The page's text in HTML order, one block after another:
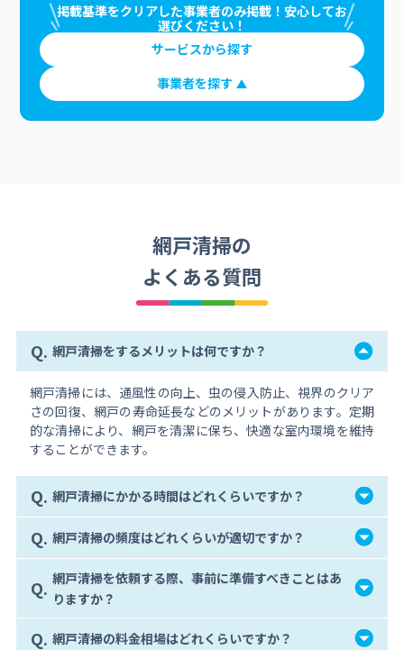
掲載基準をクリアした事業者のみ掲載！安心してお
選びください！
サービスから探す
事業者を探す
網戸清掃の
よくある質問
Q. 網戸清掃をするメリットは何ですか？
網戸清掃には、通風性の向上、虫の侵入防止、視界のクリア
さの回復、網戸の寿命延長などのメリットがあります。定期
的な清掃により、網戸を清潔に保ち、快適な室内環境を維持
することができます。
Q. 網戸清掃にかかる時間はどれくらいですか？
Q. 網戸清掃の頻度はどれくらいが適切ですか？
Q. 網戸清掃を依頼する際、事前に準備すべきことはあ
りますか？
Q. 網戸清掃の料金相場はどれくらいですか？